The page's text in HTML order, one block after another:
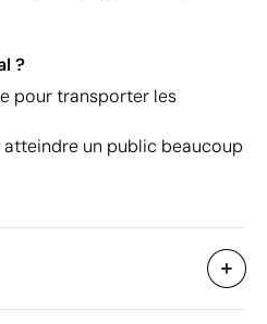
?
pour transporter les
un public beaucoup